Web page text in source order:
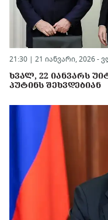
21:30 | 21 იანვარი, 2026 -
ᲮᲕᲐᲚ, 22 ᲘᲐᲜᲕᲐᲠᲡ
ᲞᲣᲢᲘᲜᲡ ᲨᲔᲮᲕᲓᲔᲑᲘᲐᲜ